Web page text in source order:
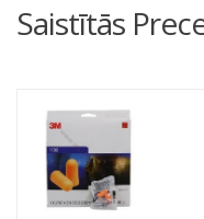
Saistītās